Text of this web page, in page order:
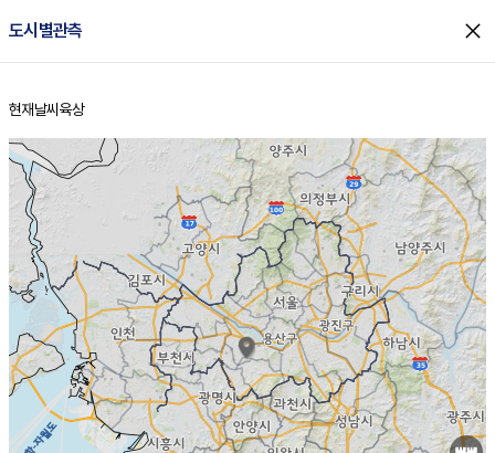
도시별관측 close
홈
현재날씨 육상